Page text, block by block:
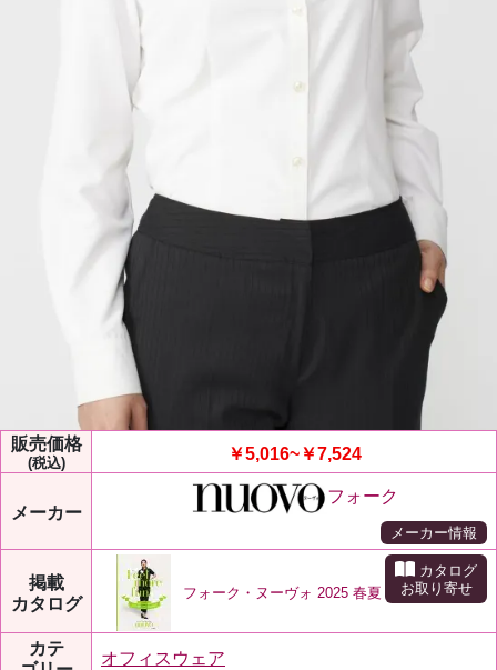
販売価格
(税込) ￥5,016~￥7,524
メーカー
フォーク
メーカー情報
掲載
カタログ
フォーク・ヌーヴォ 2025 春夏
カタログ
お取り寄せ
カテ
オフィスウェア